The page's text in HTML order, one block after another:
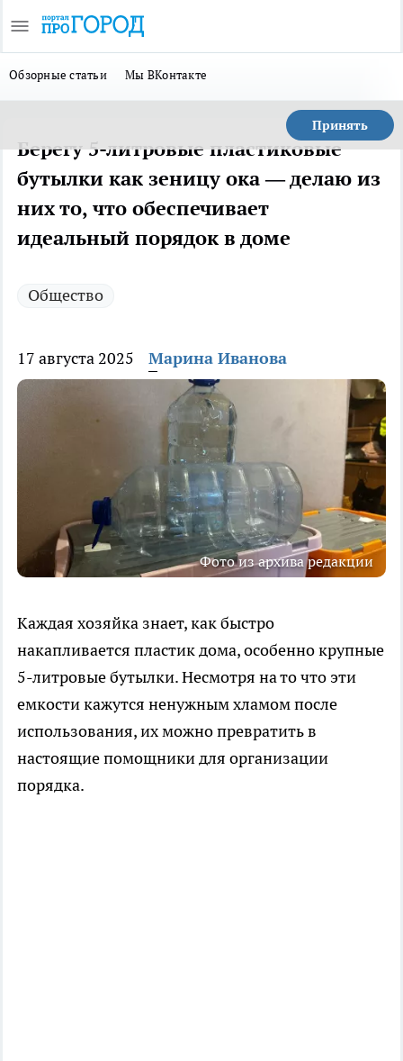
Обзорные статьи Мы ВКонтакте
Принять
Берегу 5-литровые пластиковые
бутылки как зеницу ока — делаю из
них то, что обеспечивает
идеальный порядок в доме
Общество
17 августа 2025 Марина Иванова
Фото из архива редакции
Каждая хозяйка знает, как быстро
накапливается пластик дома, особенно крупные
5-литровые бутылки. Несмотря на то что эти
емкости кажутся ненужным хламом после
использования, их можно превратить в
настоящие помощники для организации
порядка.